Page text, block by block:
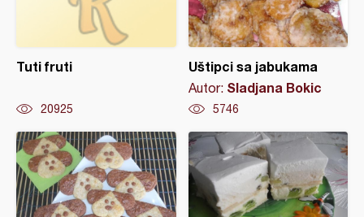
Tuti fruti
20925
Uštipci sa jabukama
Autor: Sladjana Bokic
5746